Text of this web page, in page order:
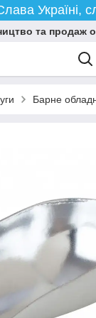
Україні,
та продаж
Барне